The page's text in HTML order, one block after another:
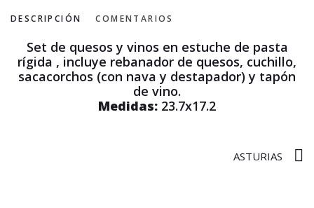
DESCRIPCIÓN COMENTARIOS
Set de quesos y vinos en estuche de pasta
rígida , incluye rebanador de quesos, cuchillo,
sacacorchos (con nava y destapador) y tapón
de vino.
Medidas: 23.7x17.2
ASTURIAS